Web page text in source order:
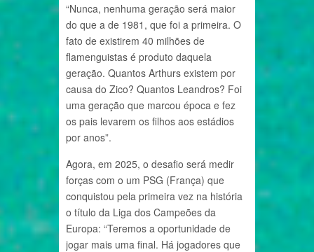
“Nunca, nenhuma geração será maior
do que a de 1981, que foi a primeira. O
fato de existirem 40 milhões de
flamenguistas é produto daquela
geração. Quantos Arthurs existem por
causa do Zico? Quantos Leandros? Foi
uma geração que marcou época e fez
os pais levarem os filhos aos estádios
por anos”.
Agora, em 2025, o desafio será medir
forças com o um PSG (França) que
conquistou pela primeira vez na história
o título da Liga dos Campeões da
Europa: “Teremos a oportunidade de
jogar mais uma final. Há jogadores que